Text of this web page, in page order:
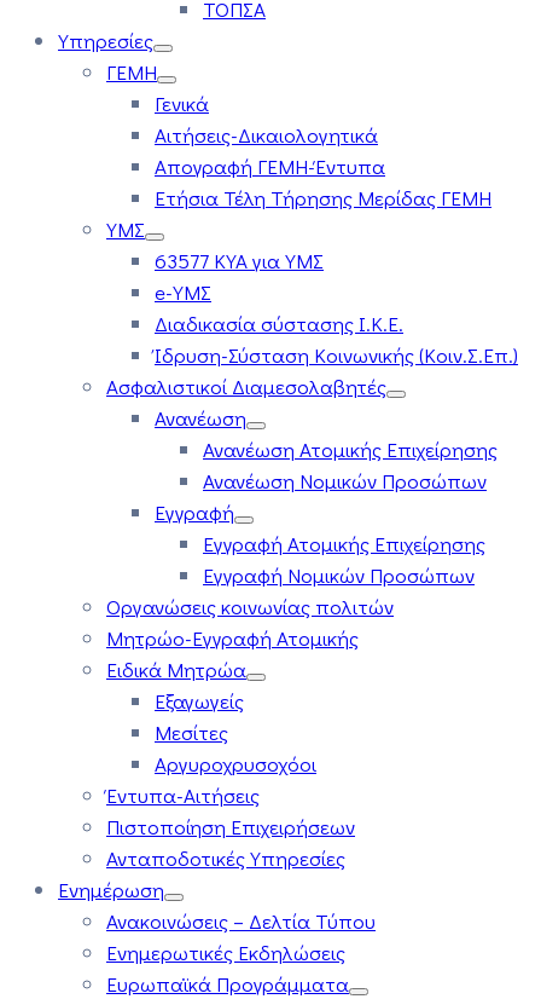
ΤΟΠΣΑ
Υπηρεσίες
ΓΕΜΗ
Γενικά
Αιτήσεις-Δικαιολογητικά
Απογραφή ΓΕΜΗ-Έντυπα
Ετήσια Τέλη Τήρησης Μερίδας ΓΕΜΗ
ΥΜΣ
63577 ΚΥΑ για ΥΜΣ
e-ΥΜΣ
Διαδικασία σύστασης Ι.Κ.Ε.
Ίδρυση-Σύσταση Κοινωνικής (Κοιν.Σ.Επ.)
Ασφαλιστικοί Διαμεσολαβητές
Ανανέωση
Ανανέωση Ατομικής Επιχείρησης
Ανανέωση Νομικών Προσώπων
Εγγραφή
Εγγραφή Ατομικής Επιχείρησης
Εγγραφή Νομικών Προσώπων
Οργανώσεις κοινωνίας πολιτών
Μητρώο-Εγγραφή Ατομικής
Ειδικά Μητρώα
Εξαγωγείς
Μεσίτες
Αργυροχρυσοχόοι
Έντυπα-Αιτήσεις
Πιστοποίηση Επιχειρήσεων
Ανταποδοτικές Υπηρεσίες
Ενημέρωση
Ανακοινώσεις – Δελτία Τύπου
Ενημερωτικές Εκδηλώσεις
Ευρωπαϊκά Προγράμματα